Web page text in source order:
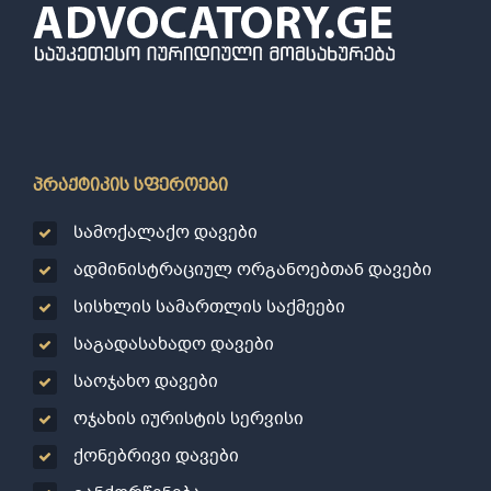
პრაქტიკის სფეროები
სამოქალაქო დავები
ადმინისტრაციულ ორგანოებთან დავები
სისხლის სამართლის საქმეები
საგადასახადო დავები
საოჯახო დავები
ოჯახის იურისტის სერვისი
ქონებრივი დავები